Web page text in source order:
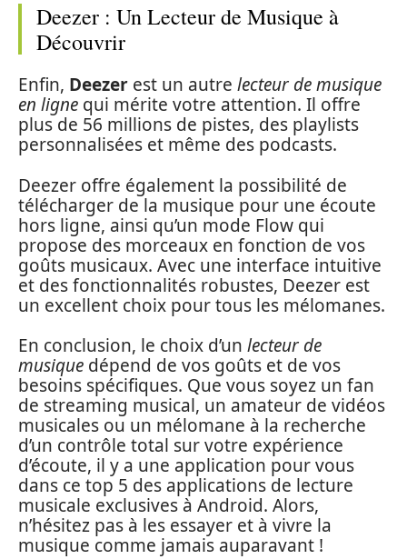
Deezer : Un Lecteur de Musique à
Découvrir
Enfin, Deezer est un autre lecteur de musique
en ligne qui mérite votre attention. Il offre
plus de 56 millions de pistes, des playlists
personnalisées et même des podcasts.
Deezer offre également la possibilité de
télécharger de la musique pour une écoute
hors ligne, ainsi qu’un mode Flow qui
propose des morceaux en fonction de vos
goûts musicaux. Avec une interface intuitive
et des fonctionnalités robustes, Deezer est
un excellent choix pour tous les mélomanes.
En conclusion, le choix d’un lecteur de
musique dépend de vos goûts et de vos
besoins spécifiques. Que vous soyez un fan
de streaming musical, un amateur de vidéos
musicales ou un mélomane à la recherche
d’un contrôle total sur votre expérience
d’écoute, il y a une application pour vous
dans ce top 5 des applications de lecture
musicale exclusives à Android. Alors,
n’hésitez pas à les essayer et à vivre la
musique comme jamais auparavant !